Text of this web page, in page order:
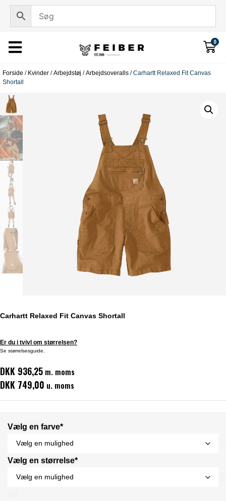
0
Forside / Kvinder /Arbejdstøj /Arbejdsoveralls / Carhartt Relaxed Fit Canvas
Shortall
Carhartt Relaxed Fit Canvas Shortall
Er du i tvivl om størrelsen?
Se størrelsesguide.
DKK 936,25 m. moms
DKK 749,00 u. moms
Vælg en farve*
Vælg en størrelse*